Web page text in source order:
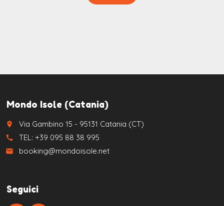
Mondo Isole (Catania)
place Via Gambino 15 - 95131 Catania (CT)
call TEL: +39 095 88 38 995
email booking@mondoisole.net
Seguici